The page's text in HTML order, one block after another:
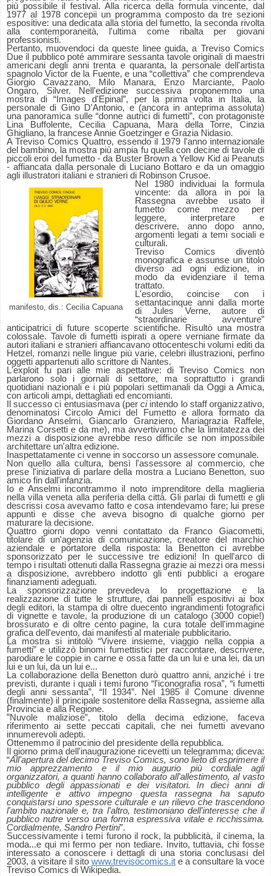
più possibile il festival. Alla ricerca della formula vincente, dal
1977 al 1978 concepii un programma composto da tre sezioni
espositive: una dedicata alla storia del fumetto, la seconda rivolta
alla contemporaneità, l'ultima come ribalta per giovani
professionisti.
Pertanto, muovendoci da queste linee guida, a Treviso Comics
Due il pubblico poté ammirare sessanta tavole originali di maestri
americani degli anni trenta e quaranta, la personale dell'artista
spagnolo Victor de la Fuente, e una “collettiva” che comprendeva
Giorgio Cavazzano, Milo Manara, Enzo Marciante, Paolo
Ongaro, Silver. Nell'edizione successiva proponemmo una
mostra di “Images d'Epinal”, per la prima volta in Italia, la
personale di Gino D'Antonio, e (ancora in anteprima assoluta)
una panoramica sulle “donne autrici di fumetti”, con protagoniste
Lina Buffolente, Cecilia Capuana, Mara della Torre, Cinzia
Ghigliano, la francese Annie Goetzinger e Grazia Nidasio.
A Treviso Comics Quattro, essendo il 1979 l'anno internazionale
del bambino, la mostra più ampia fu quella con decine di tavole di
piccoli eroi del fumetto - da Buster Brown a Yellow Kid ai Peanuts
- affiancata dalla personale di Luciano Bottaro e da un omaggio
agli illustratori italiani e stranieri di Robinson Crusoe.
manifesto, dis.: Cecilia Capuana
Nel 1980 individuai la formula
vincente: da allora in poi la
Rassegna avrebbe usato il
fumetto come mezzo per
leggere, interpretare e
descrivere, anno dopo anno,
argomenti legati a temi sociali e
culturali.
Treviso Comics diventò
monografica e assunse un titolo
diverso ad ogni edizione, in
modo da evidenziare il tema
trattato.
L'esordio, coincise con i
settantacinque anni dalla morte
di Jules Verne, autore di
“straordinarie avventure”
anticipatrici di future scoperte scientifiche. Risultò una mostra
colossale. Tavole di fumetti ispirati a opere verniane firmate da
autori italiani e stranieri affiancavano ottocenteschi volumi editi da
Hetzel, romanzi nelle lingue più varie, celebri illustrazioni, perfino
oggetti appartenuti allo scrittore di Nantes.
L'exploit fu pari alle mie aspettative: di Treviso Comics non
parlarono solo i giornali di settore, ma soprattutto i grandi
quotidiani nazionali e i più popolari settimanali da Oggi a Amica,
con articoli ampi, dettagliati ed encomianti.
Il successo ci entusiasmava (perciintendo lo staff organizzativo,
denominatosi Circolo Amici del Fumetto e allora formato da
Giordano Anselmi, Giancarlo Granziero, Mariagrazia Raffele,
Marina Corsetti e da me), ma avvertivamo che la limitatezza dei
mezzi a disposizione avrebbe reso difficile se non impossibile
architettare un'altra edizione.
Inaspettatamente ci venne in soccorso un assessore comunale.
Non quello alla cultura, bensì l'assessore al commercio, che
prese l'iniziativa di parlare della mostra a Luciano Benetton, suo
amico fin dall'infanzia.
Io e Anselmi incontrammo il noto imprenditore della maglieria
nella villa veneta alla periferia della città. Gli parlai di fumetti e gli
descrissi cosa avevamo fatto e cosa intendevamo fare; lui prese
appunti e disse che aveva bisogno di qualche giorno per
maturare la decisione.
Quattro giorni dopo venni contattato da Franco Giacometti,
titolare di un'agenzia di comunicazione, creatore del marchio
aziendale e portatore della risposta: la Benetton ci avrebbe
sponsorizzato per le successive tre edizioni! In quell'arco di
tempo i risultati ottenuti dalla Rassegna grazie ai mezzi ora messi
a disposizione, avrebbero indotto gli enti pubblici a erogare
finanziamenti adeguati.
La sponsorizzazione prevedeva lo progettazione e la
realizzazione di tutte le strutture, dai pannelli espositivi ai box
degli editori, la stampa di oltre duecento ingrandimenti fotografici
di vignette e tavole, la produzione di un catalogo (3000 copie!)
brossurato e di oltre cento pagine, la cura totale dell'immagine
grafica dell'evento, dai manifesti al materiale pubblicitario.
La mostra si intitolò “Vivere insieme, viaggio nella coppia a
fumetti” e utilizzò binomi fumettistici per raccontare, descrivere,
parodiare le coppie in carne e ossa fatte da un lui e una lei, da un
lui e un lui, da un lui e...
La collaborazione della Benetton durò quattro anni, anziché i tre
previsti, durante i quali i temi furono “l'iconografia rosa”, “i fumetti
degli anni sessanta”, “Il 1934”.
Nel 1985 il Comune divenne
(finalmente) il principale sostenitore della Rassegna, assieme alla
Provincia e alla Regione.
“Nuvole maliziose”, titolo della decima edizione, faceva
riferimento ai sette peccati capitali, che nei fumetti avevano
innumerevoli adepti.
Ottenemmo il patrocinio del presidente della repubblica.
Il giorno prima dell'inaugurazione ricevetti un telegramma; diceva:
“All'apertura del decimo Treviso Comics, sono lieto di esprimere il
mio apprezzamento e il mio augurio più cordiale agli
organizzatori, a quanti hanno collaborato all'allestimento, al vasto
pubblico degli appassionati e dei visitatori. In dieci anni di
intelligente e attivo impegno questa rassegna ha saputo
conquistarsi uno spessore culturale e un rilievo che trascendono
l'ambito nazionale e, tra l'altro, testimoniano dell'interesse che il
pubblico nutre verso una forma espressiva vitale e ricchissima.
Cordialmente, Sandro Pertini”.
Successivamente i temi furono il rock, la pubblicità, il cinema, la
moda...e qui mi fermo per non tediare. Invito, tuttavia, chi fosse
interessato a conoscere i dettagli di una storia conclusasi del
2003, a visitare il sito www.trevisocomics.it e a consultare la voce
Treviso Comics di Wikipedia.